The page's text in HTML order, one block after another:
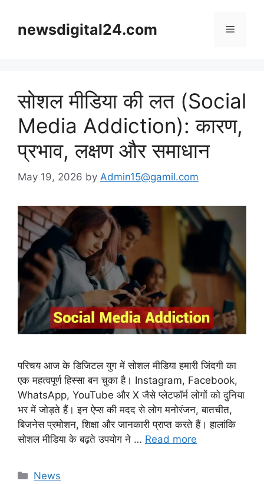
contentnewsdigital24.com Menu
सोशल मीडिया की लत (Social
Media Addiction): कारण,
प्रभाव, लक्षण और समाधान
May 19, 2026 by Admin15@gamil.com
परिचय आज के डिजिटल युग में सोशल मीडिया हमारी जिंदगी का
एक महत्वपूर्ण हिस्सा बन चुका है। Instagram, Facebook,
WhatsApp, YouTube और X जैसे प्लेटफॉर्म लोगों को दुनिया
भर में जोड़ते हैं। इन ऐप्स की मदद से लोग मनोरंजन, बातचीत,
बिजनेस प्रमोशन, शिक्षा और जानकारी प्राप्त करते हैं। हालांकि
सोशल मीडिया के बढ़ते उपयोग ने … Read more
Categories
News